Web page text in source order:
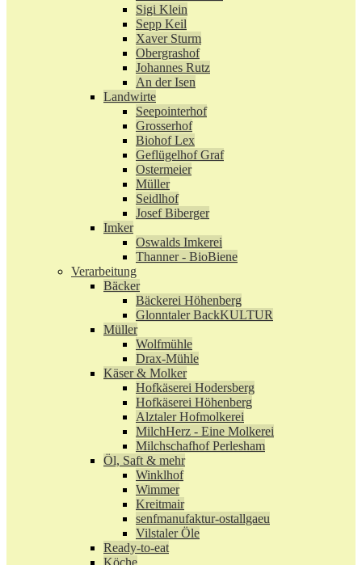
Sigi Klein
Sepp Keil
Xaver Sturm
Obergrashof
Johannes Rutz
An der Isen
Landwirte
Seepointerhof
Grosserhof
Biohof Lex
Geflügelhof Graf
Ostermeier
Müller
Seidlhof
Josef Biberger
Imker
Oswalds Imkerei
Thanner - BioBiene
Verarbeitung
Bäcker
Bäckerei Höhenberg
Glonntaler BackKULTUR
Müller
Wolfmühle
Drax-Mühle
Käser & Molker
Hofkäserei Hodersberg
Hofkäserei Höhenberg
Alztaler Hofmolkerei
MilchHerz - Eine Molkerei
Milchschafhof Perlesham
Öl, Saft & mehr
Winklhof
Wimmer
Kreitmair
senfmanufaktur-ostallgaeu
Vilstaler Öle
Ready-to-eat
Köche